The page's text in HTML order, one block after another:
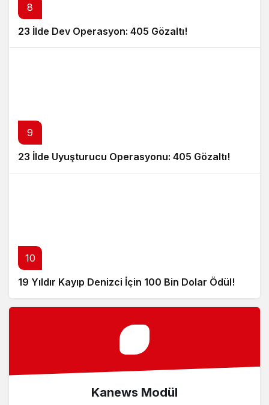
8
23 İlde Dev Operasyon: 405 Gözaltı!
9
23 İlde Uyuşturucu Operasyonu: 405 Gözaltı!
10
19 Yıldır Kayıp Denizci İçin 100 Bin Dolar Ödül!
Kanews Modül